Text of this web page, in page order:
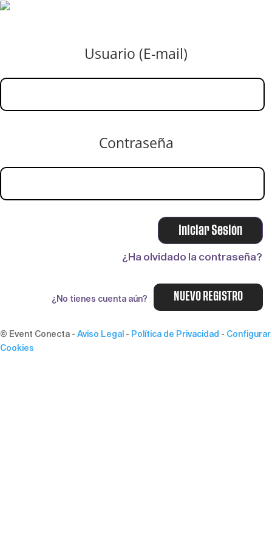
Usuario (E-mail)
Contraseña
¿Ha olvidado la contraseña?
NUEVO REGISTRO
¿No tienes cuenta aún?
© Event Conecta - Aviso Legal - Política de Privacidad - Configurar
Cookies